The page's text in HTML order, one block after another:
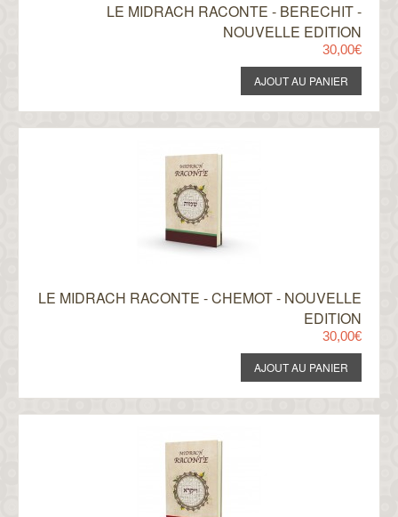
LE MIDRACH RACONTE - BERECHIT -
NOUVELLE EDITION
30,00€
LE MIDRACH RACONTE - CHEMOT - NOUVELLE
EDITION
30,00€